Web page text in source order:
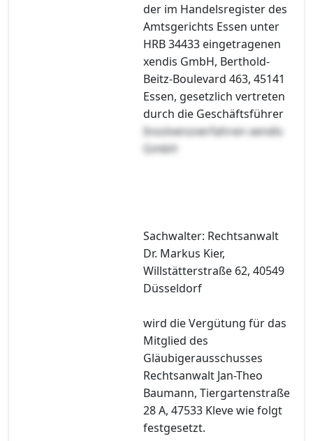
der im Handelsregister des
Amtsgerichts Essen unter
HRB 34433 eingetragenen
xendis GmbH, Berthold-
Beitz-Boulevard 463, 45141
Essen, gesetzlich vertreten
durch die Geschäftsführer
Insolvenzverfahren xendis
GmbH
Sachwalter: Rechtsanwalt
Dr. Markus Kier,
Willstätterstraße 62, 40549
Düsseldorf
wird die Vergütung für das
Mitglied des
Gläubigerausschusses
Rechtsanwalt Jan-Theo
Baumann, Tiergartenstraße
28 A, 47533 Kleve wie folgt
festgesetzt.